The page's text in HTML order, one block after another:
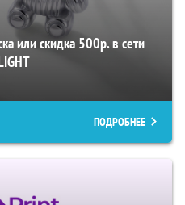
или скидка 500р. в сети
ПОДРОБНЕЕ